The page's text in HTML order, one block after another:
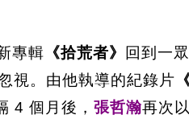
專輯 《拾荒者》
回到一
視。由他執導的紀錄片
4 個月後， 張哲瀚再次